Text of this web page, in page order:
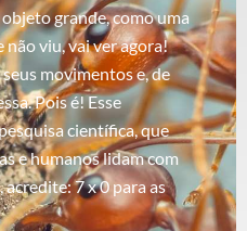
grande, como uma
não viu, vai ver agora!
movimentos e, de
Pois é! Esse
científica, que
e humanos lidam com
7 x 0 para as